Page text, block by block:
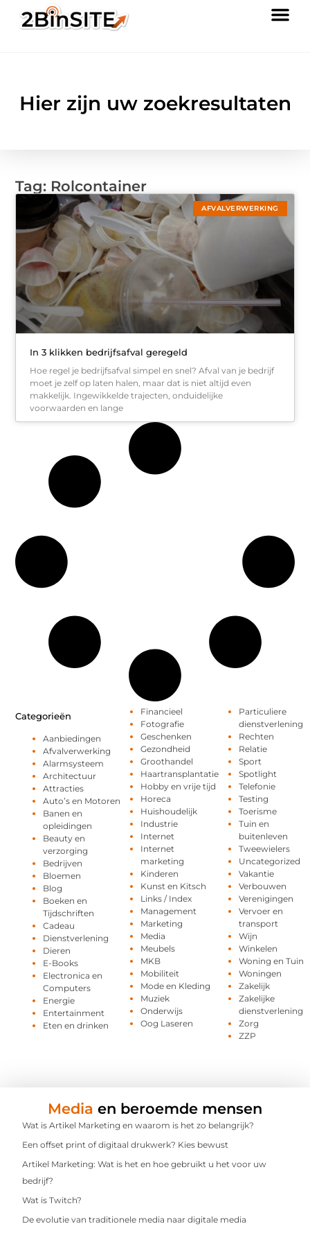
Hier zijn uw zoekresultaten
Tag: Rolcontainer
AFVALVERWERKING
In 3 klikken bedrijfsafval geregeld
Hoe regel je bedrijfsafval simpel en snel? Afval van je bedrijf
moet je zelf op laten halen, maar dat is niet altijd even
makkelijk. Ingewikkelde trajecten, onduidelijke
voorwaarden en lange
Categorieën
Aanbiedingen
Afvalverwerking
Alarmsysteem
Architectuur
Attracties
Auto’s en Motoren
Banen en
opleidingen
Beauty en
verzorging
Bedrijven
Bloemen
Blog
Boeken en
Tijdschriften
Cadeau
Dienstverlening
Dieren
E-Books
Electronica en
Computers
Energie
Entertainment
Eten en drinken
Financieel
Fotografie
Geschenken
Gezondheid
Groothandel
Haartransplantatie
Hobby en vrije tijd
Horeca
Huishoudelijk
Industrie
Internet
Internet
marketing
Kinderen
Kunst en Kitsch
Links / Index
Management
Marketing
Media
Meubels
MKB
Mobiliteit
Mode en Kleding
Muziek
Onderwijs
Oog Laseren
Particuliere
dienstverlening
Rechten
Relatie
Sport
Spotlight
Telefonie
Testing
Toerisme
Tuin en
buitenleven
Tweewielers
Uncategorized
Vakantie
Verbouwen
Verenigingen
Vervoer en
transport
Wijn
Winkelen
Woning en Tuin
Woningen
Zakelijk
Zakelijke
dienstverlening
Zorg
ZZP
Media en beroemde mensen
Wat is Artikel Marketing en waarom is het zo belangrijk?
Een offset print of digitaal drukwerk? Kies bewust
Artikel Marketing: Wat is het en hoe gebruikt u het voor uw
bedrijf?
Wat is Twitch?
De evolutie van traditionele media naar digitale media